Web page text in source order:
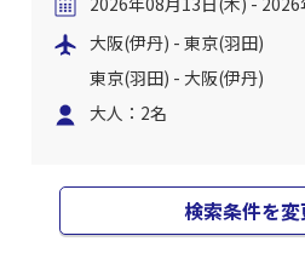
大阪(伊丹) - 東京(羽田)
東京(羽田) - 大阪(伊丹)
大人：2名
検索条件を変